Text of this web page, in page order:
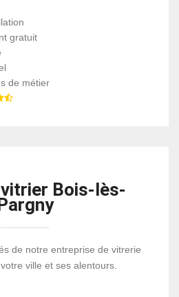
gratuit
de métier
Bois-lès-
de notre entreprise de vitrerie
ville et ses alentours.